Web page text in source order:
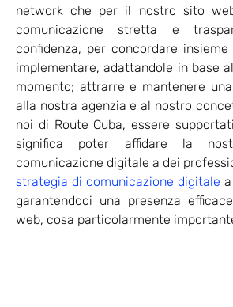
network che per il nostro sito
comunicazione stretta e
confidenza, per concordare
implementare, adattandole in base
momento; attrarre e mantenere
alla nostra agenzia e al nostro
noi di Route Cuba, essere
significa poter affidare la
comunicazione digitale a dei
strategia di comunicazione digitale
garantendoci una presenza
web, cosa particolarmente